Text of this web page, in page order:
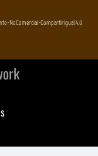
NoComercial-CompartirIgual 4.0